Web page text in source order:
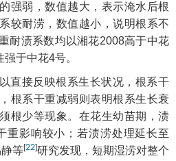
强弱，数值越大，表示淹水后根
较耐涝，数值越小，说明根系不
耐渍系数均以湘花2008高于中花
于中花4号。
直接反映根系生长状况，根系干
根系干重减弱则表明根系生长衰
根少等现象。在花生幼苗期，渍
重影响较小；若渍涝处理延长至
等[22]研究发现，短期湿涝对整个